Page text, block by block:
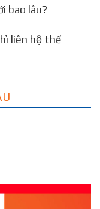
bao lâu?
liên hệ thế